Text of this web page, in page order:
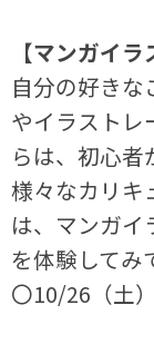
【マンガイラ
自分の好き
やイラストレ
らは、初心者
様々なカリキ
は、マンガイ
を体験してみ
〇10/26（土